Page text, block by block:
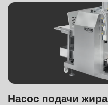
Насос подачи жира